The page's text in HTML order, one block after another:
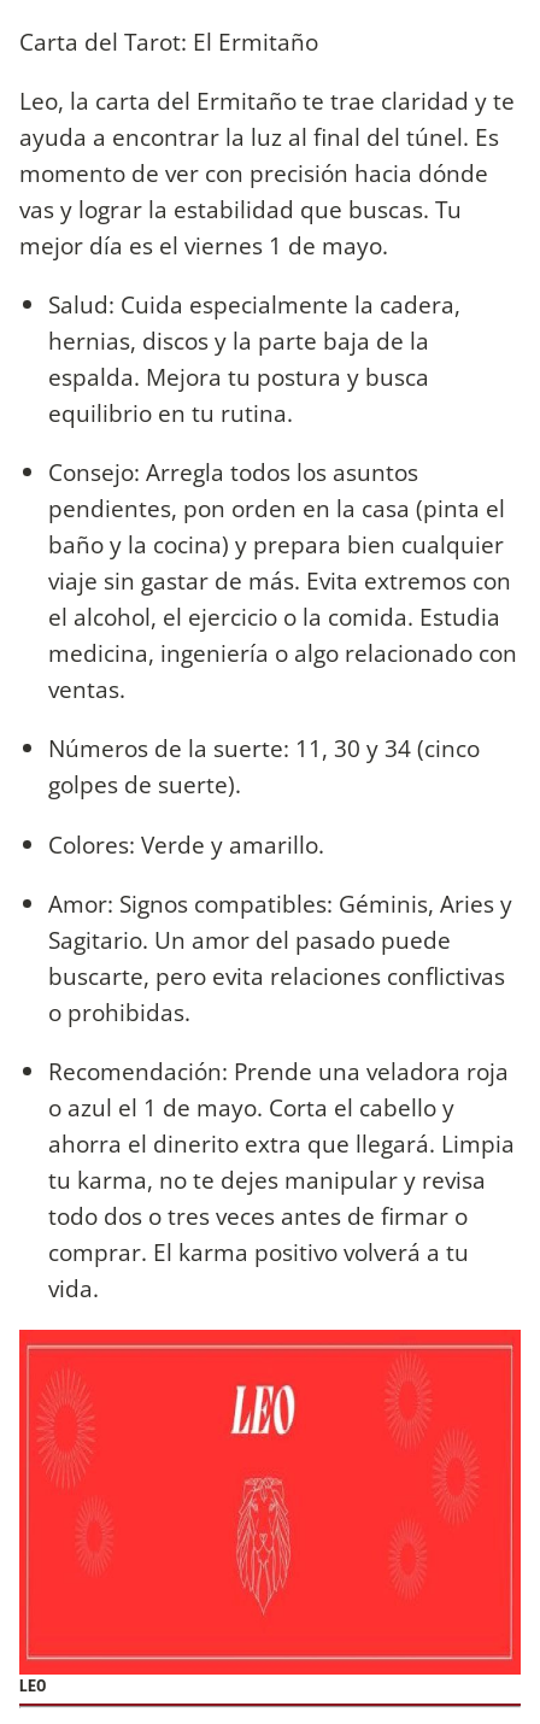
Carta del Tarot: El Ermitaño
Leo, la carta del Ermitaño te trae claridad y te
ayuda a encontrar la luz al final del túnel. Es
momento de ver con precisión hacia dónde
vas y lograr la estabilidad que buscas. Tu
mejor día es el viernes 1 de mayo.
Salud: Cuida especialmente la cadera,
hernias, discos y la parte baja de la
espalda. Mejora tu postura y busca
equilibrio en tu rutina.
Consejo: Arregla todos los asuntos
pendientes, pon orden en la casa (pinta el
baño y la cocina) y prepara bien cualquier
viaje sin gastar de más. Evita extremos con
el alcohol, el ejercicio o la comida. Estudia
medicina, ingeniería o algo relacionado con
ventas.
Números de la suerte: 11, 30 y 34 (cinco
golpes de suerte).
Colores: Verde y amarillo.
Amor: Signos compatibles: Géminis, Aries y
Sagitario. Un amor del pasado puede
buscarte, pero evita relaciones conflictivas
o prohibidas.
Recomendación: Prende una veladora roja
o azul el 1 de mayo. Corta el cabello y
ahorra el dinerito extra que llegará. Limpia
tu karma, no te dejes manipular y revisa
todo dos o tres veces antes de firmar o
comprar. El karma positivo volverá a tu
vida.
LEO